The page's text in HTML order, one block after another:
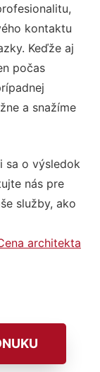
kontaktu
Keďže aj
počas
a snažíme
sa o výsledok
nás pre
služby, ako
architekta